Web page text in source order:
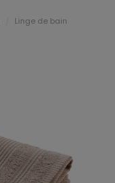
Linge de bain